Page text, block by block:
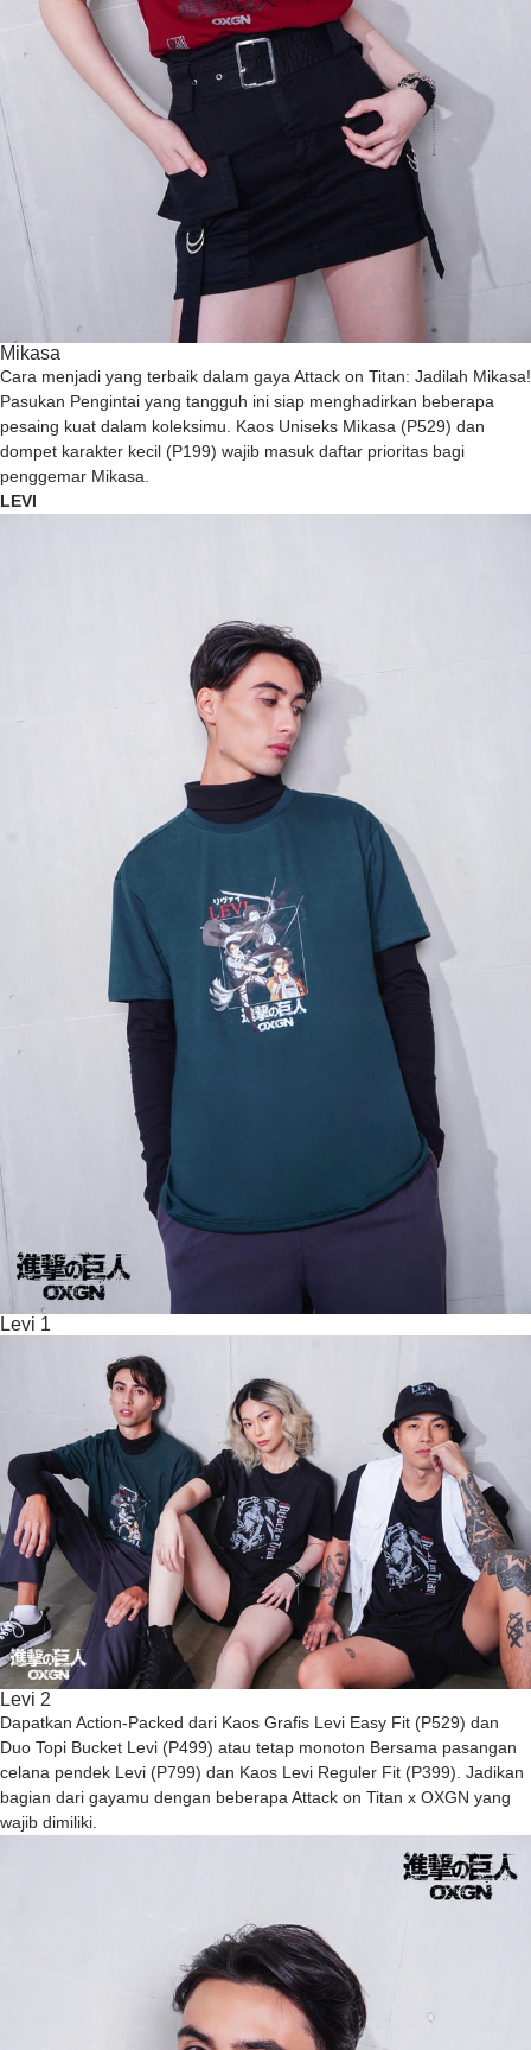
Mikasa
Cara menjadi yang terbaik dalam gaya Attack on Titan: Jadilah Mikasa!
Pasukan Pengintai yang tangguh ini siap menghadirkan beberapa
pesaing kuat dalam koleksimu. Kaos Uniseks Mikasa (P529) dan
dompet karakter kecil (P199) wajib masuk daftar prioritas bagi
penggemar Mikasa.
LEVI
Levi 1
Levi 2
Dapatkan Action-Packed dari Kaos Grafis Levi Easy Fit (P529) dan
Duo Topi Bucket Levi (P499) atau tetap monoton Bersama pasangan
celana pendek Levi (P799) dan Kaos Levi Reguler Fit (P399). Jadikan
bagian dari gayamu dengan beberapa Attack on Titan x OXGN yang
wajib dimiliki.